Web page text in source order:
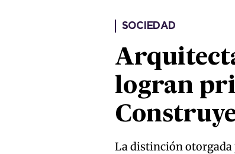
SOCIEDAD
logran
La distinción otorgada